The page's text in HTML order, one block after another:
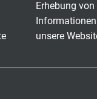
Erhebung
unsere
ja